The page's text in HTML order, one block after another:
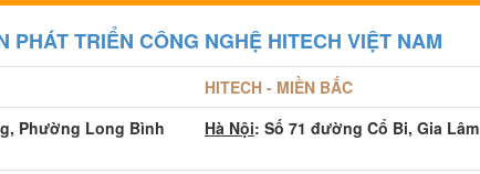
PHÁT TRIỂN CÔNG NGHỆ HITECH VIỆT NAM
HITECH - MIỀN BẮC
Phường Long Bình
Hà Nội: Số 71 đường Cổ Bi, Gia Lâm